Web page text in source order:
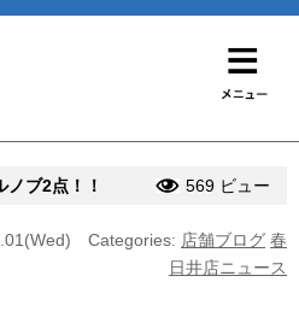
ブ2点！！ 569 ビュー
Categories: 店舗ブログ 春
日井店ニュース